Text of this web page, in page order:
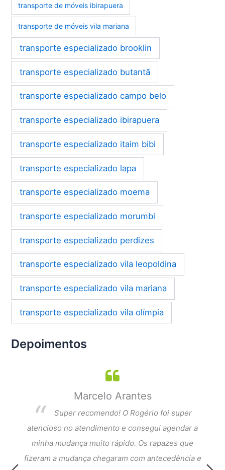
transporte de móveis ibirapuera
transporte de móveis vila mariana
transporte especializado brooklin
transporte especializado butantã
transporte especializado campo belo
transporte especializado ibirapuera
transporte especializado itaim bibi
transporte especializado lapa
transporte especializado moema
transporte especializado morumbi
transporte especializado perdizes
transporte especializado vila leopoldina
transporte especializado vila mariana
transporte especializado vila olímpia
Depoimentos
Cátia Camargo
Atendimento excelente desde o primeiro
contato. Muita atenção aos detalhes, os rapazes
que vieram fazer a mudança foram muito
simpáticos, atenciosos e eficientes. Tiveram